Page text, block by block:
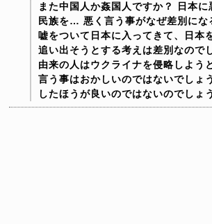
また中国人か姦国人ですか？
日本に
民族を… 悪く言う事がなぜ差別にな
嘘をついて日本に入ってきて、日本
追い出そうとする考えは差別なので
由来の人はウクライナを侵略しよう
言う事はおかしいのではないでしょ
したほうが良いのではないのでしょ